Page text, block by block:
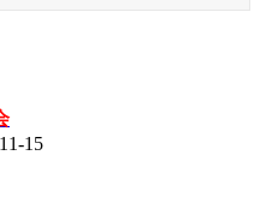
15